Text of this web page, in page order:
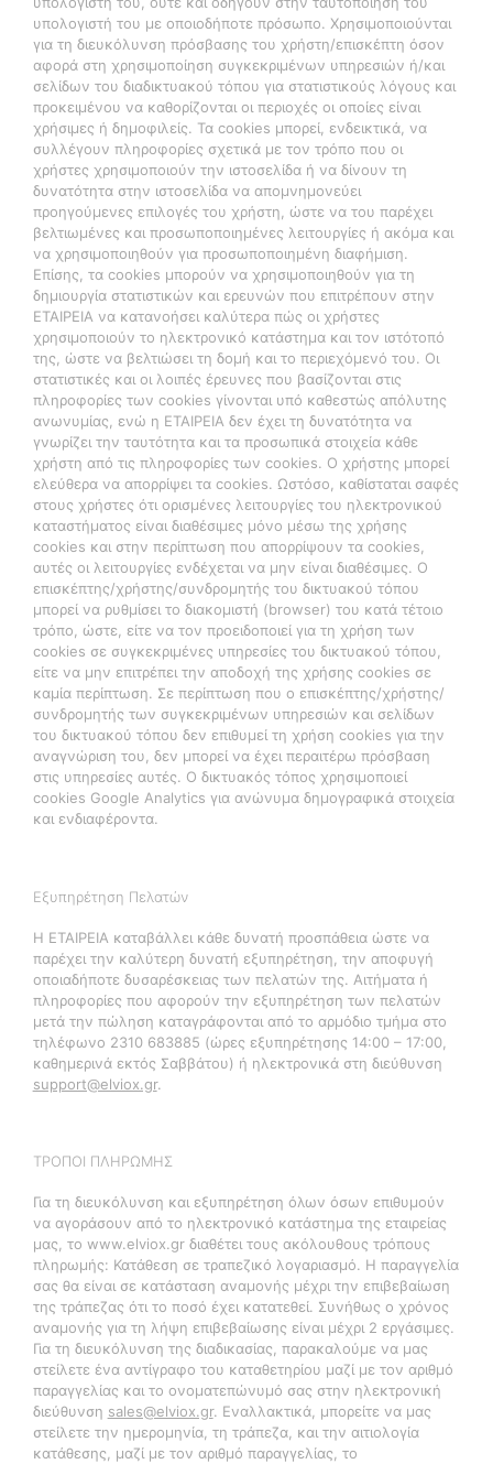
υπολογιστή του με οποιοδήποτε πρόσωπο. Χρησιμοποιούνται
για τη διευκόλυνση πρόσβασης του χρήστη/επισκέπτη όσον
αφορά στη χρησιμοποίηση συγκεκριμένων υπηρεσιών ή/και
σελίδων του διαδικτυακού τόπου για στατιστικούς λόγους και
προκειμένου να καθορίζονται οι περιοχές οι οποίες είναι
χρήσιμες ή δημοφιλείς. Τα cookies μπορεί, ενδεικτικά, να
συλλέγουν πληροφορίες σχετικά με τον τρόπο που οι
χρήστες χρησιμοποιούν την ιστοσελίδα ή να δίνουν τη
δυνατότητα στην ιστοσελίδα να απομνημονεύει
προηγούμενες επιλογές του χρήστη, ώστε να του παρέχει
βελτιωμένες και προσωποποιημένες λειτουργίες ή ακόμα και
να χρησιμοποιηθούν για προσωποποιημένη διαφήμιση.
Επίσης, τα cookies μπορούν να χρησιμοποιηθούν για τη
δημιουργία στατιστικών και ερευνών που επιτρέπουν στην
ΕΤΑΙΡΕΙΑ να κατανοήσει καλύτερα πώς οι χρήστες
χρησιμοποιούν το ηλεκτρονικό κατάστημα και τον ιστότοπό
της, ώστε να βελτιώσει τη δομή και το περιεχόμενό του. Οι
στατιστικές και οι λοιπές έρευνες που βασίζονται στις
πληροφορίες των cookies γίνονται υπό καθεστώς απόλυτης
ανωνυμίας, ενώ η ΕΤΑΙΡΕΙΑ δεν έχει τη δυνατότητα να
γνωρίζει την ταυτότητα και τα προσωπικά στοιχεία κάθε
χρήστη από τις πληροφορίες των cookies. Ο χρήστης μπορεί
ελεύθερα να απορρίψει τα cookies. Ωστόσο, καθίσταται σαφές
στους χρήστες ότι ορισμένες λειτουργίες του ηλεκτρονικού
καταστήματος είναι διαθέσιμες μόνο μέσω της χρήσης
cookies και στην περίπτωση που απορρίψουν τα cookies,
αυτές οι λειτουργίες ενδέχεται να μην είναι διαθέσιμες. Ο
επισκέπτης/χρήστης/συνδρομητής του δικτυακού τόπου
μπορεί να ρυθμίσει το διακομιστή (browser) του κατά τέτοιο
τρόπο, ώστε, είτε να τον προειδοποιεί για τη χρήση των
cookies σε συγκεκριμένες υπηρεσίες του δικτυακού τόπου,
είτε να μην επιτρέπει την αποδοχή της χρήσης cookies σε
καμία περίπτωση. Σε περίπτωση που ο επισκέπτης/χρήστης/
συνδρομητής των συγκεκριμένων υπηρεσιών και σελίδων
του δικτυακού τόπου δεν επιθυμεί τη χρήση cookies για την
αναγνώριση του, δεν μπορεί να έχει περαιτέρω πρόσβαση
στις υπηρεσίες αυτές. Ο δικτυακός τόπος χρησιμοποιεί
cookies Google Analytics για ανώνυμα δημογραφικά στοιχεία
και ενδιαφέροντα.
Εξυπηρέτηση Πελατών
Η ΕΤΑΙΡΕΙΑ καταβάλλει κάθε δυνατή προσπάθεια ώστε να
παρέχει την καλύτερη δυνατή εξυπηρέτηση, την αποφυγή
οποιαδήποτε δυσαρέσκειας των πελατών της. Αιτήματα ή
πληροφορίες που αφορούν την εξυπηρέτηση των πελατών
μετά την πώληση καταγράφονται από το αρμόδιο τμήμα στο
τηλέφωνο 2310 683885 (ώρες εξυπηρέτησης 14:00 – 17:00,
καθημερινά εκτός Σαββάτου) ή ηλεκτρονικά στη διεύθυνση
support@elviox.gr.
ΤΡΟΠΟΙ ΠΛΗΡΩΜΗΣ
Για τη διευκόλυνση και εξυπηρέτηση όλων όσων επιθυμούν
να αγοράσουν από το ηλεκτρονικό κατάστημα της εταιρείας
μας, το www.elviox.gr διαθέτει τους ακόλουθους τρόπους
πληρωμής: Κατάθεση σε τραπεζικό λογαριασμό. Η παραγγελία
σας θα είναι σε κατάσταση αναμονής μέχρι την επιβεβαίωση
της τράπεζας ότι το ποσό έχει κατατεθεί. Συνήθως ο χρόνος
αναμονής για τη λήψη επιβεβαίωσης είναι μέχρι 2 εργάσιμες.
Για τη διευκόλυνση της διαδικασίας, παρακαλούμε να μας
στείλετε ένα αντίγραφο του καταθετηρίου μαζί με τον αριθμό
παραγγελίας και το ονοματεπώνυμό σας στην ηλεκτρονική
διεύθυνση sales@elviox.gr. Εναλλακτικά, μπορείτε να μας
στείλετε την ημερομηνία, τη τράπεζα, και την αιτιολογία
κατάθεσης, μαζί με τον αριθμό παραγγελίας, το